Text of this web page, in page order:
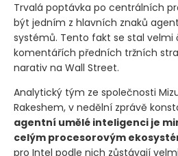
Trvalá poptávka po centrálních
být jedním z hlavních znaků
systémů. Tento fakt se stal
komentářích předních tržních
narativ na Wall Street.
Analytický tým ze společnosti
Rakeshem, v nedělní zprávě
agentní umělé inteligenci je
celým procesorovým
pro Intel podle nich zůstávají